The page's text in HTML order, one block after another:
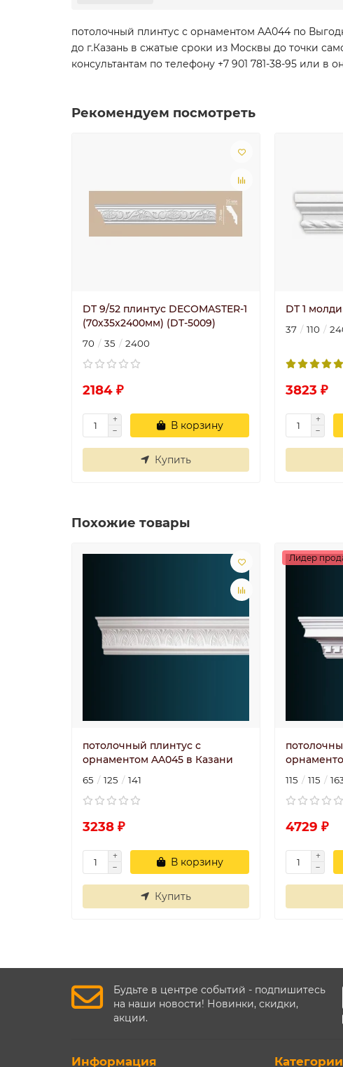
потолочный плинтус с орнаментом AA044 по
до г.Казань в сжатые сроки из Москвы до точки
консультантам по телефону +7 901 781-38-95 или в
Рекомендуем посмотреть
DT 9/52 плинтус DECOMASTER-1
(70х35x2400мм) (DT-5009)
70 35 2400
2184 ₽
В корзину
Купить
DT 1
37 110
3823 ₽
Похожие товары
потолочный плинтус с
орнаментом AA045 в Казани
65 125 141
3238 ₽
В корзину
Купить
Лидер
115 115
4729 ₽
Будьте в центре событий - подпишитесь
на наши новости! Новинки, скидки,
акции.
Информация Категории